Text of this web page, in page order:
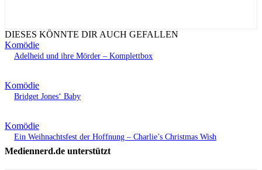
DIESES KÖNNTE DIR AUCH GEFALLEN
Komödie
Adelheid und ihre Mörder – Komplettbox
Komödie
Bridget Jones‘ Baby
Komödie
Ein Weihnachtsfest der Hoffnung – Charlie’s Christmas Wish
Mediennerd.de unterstützt